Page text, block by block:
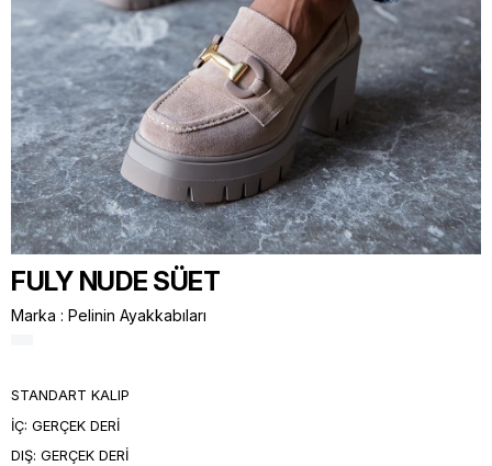
FULY NUDE SÜET
Marka : Pelinin Ayakkabıları
STANDART KALIP
İÇ: GERÇEK DERİ
DIŞ: GERÇEK DERİ